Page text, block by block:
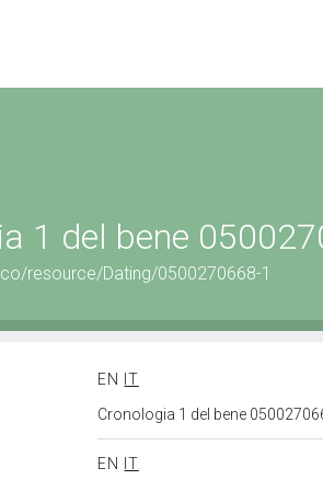
1 del bene
resource/Dating/0500270668-1
EN
IT
Cronologia 1 del bene
EN
IT